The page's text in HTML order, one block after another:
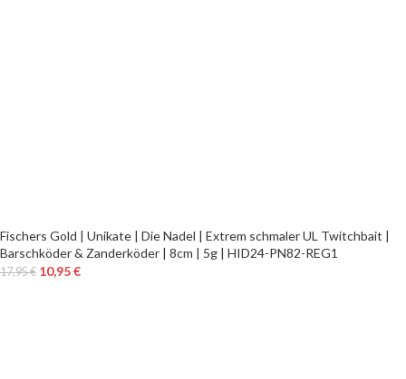
Fischers Gold | Unikate | Die Nadel | Extrem schmaler UL Twitchbait |
Barschköder & Zanderköder | 8cm | 5g | HID24-PN82-REG1
17,95€ 10,95€